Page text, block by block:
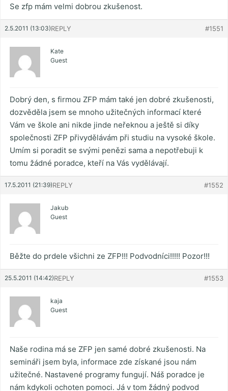
Se zfp mám velmi dobrou zkušenost.
2.5.2011 (13:03) #1551
REPLY
Kate
Guest
Dobrý den, s firmou ZFP mám také jen dobré zkušenosti,
dozvěděla jsem se mnoho užitečných informací které
Vám ve škole ani nikde jinde neřeknou a ještě si díky
společnosti ZFP přivydělávám při studiu na vysoké škole.
Umím si poradit se svými penězi sama a nepotřebuji k
tomu žádné poradce, kteří na Vás vydělávají.
17.5.2011 (21:39) #1552
REPLY
Jakub
Guest
Běžte do prdele všichni ze ZFP!!! Podvodníci!!!!! Pozor!!!
25.5.2011 (14:42) #1553
REPLY
kaja
Guest
Naše rodina má se ZFP jen samé dobré zkušenosti. Na
semináři jsem byla, informace zde získané jsou nám
užitečné. Nastavené programy fungují. Náš poradce je
nám kdykoli ochoten pomoci. Já v tom žádný podvod